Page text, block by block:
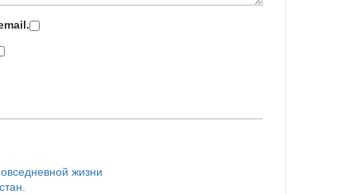
жизни